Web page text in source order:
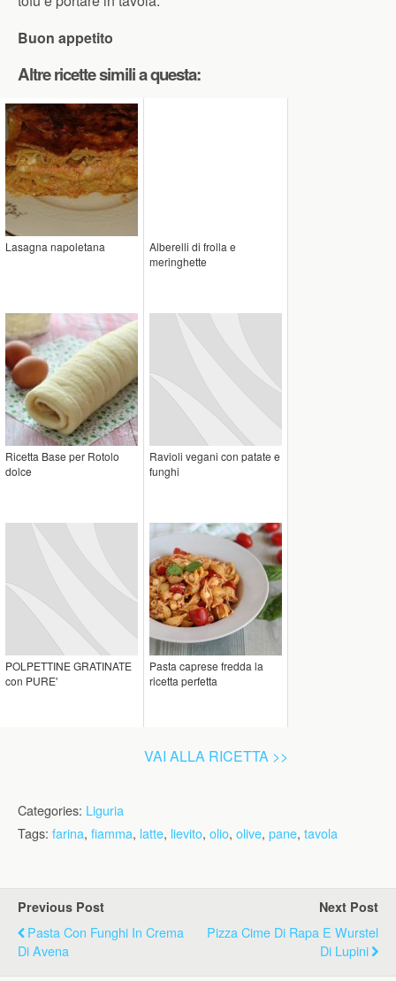
Buon appetito
Altre ricette simili a questa:
Lasagna napoletana
Alberelli di frolla e
meringhette
Ricetta Base per Rotolo
dolce
Ravioli vegani con patate e
funghi
POLPETTINE GRATINATE
con PURE'
Pasta caprese fredda la
ricetta perfetta
VAI ALLA RICETTA >>
Categories: Liguria
Tags: farina, fiamma, latte, lievito, olio, olive, pane, tavola
Previous Post
Pasta Con Funghi In Crema
Di Avena
Next Post
Pizza Cime Di Rapa E Wurstel
Di Lupini